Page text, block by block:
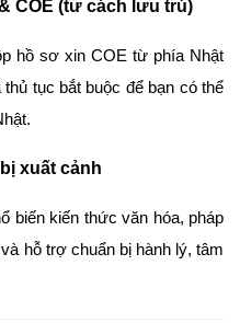
COE (tư cách lưu trú)
hồ sơ xin COE từ phía Nhật
tục bắt buộc để bạn có thể
xuất cảnh
biến kiến thức văn hóa, pháp
hỗ trợ chuẩn bị hành lý, tâm